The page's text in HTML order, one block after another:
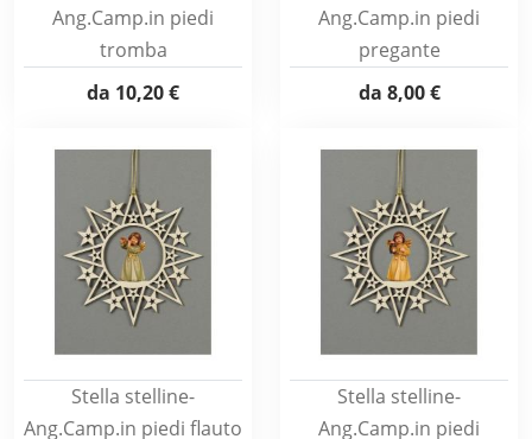
Ang.Camp.in piedi
tromba
da 10,20 €
Ang.Camp.in piedi
pregante
da 8,00 €
Stella stelline-
Ang.Camp.in piedi flauto
Stella stelline-
Ang.Camp.in piedi